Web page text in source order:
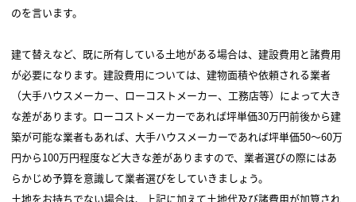
のを言います。
建て替えなど、既に所有している土地がある場合は、建設費用と諸費用
が必要になります。建設費用については、建物面積や依頼される業者
（大手ハウスメーカー、ローコストメーカー、工務店等）によって大き
な差があります。ローコストメーカーであれば坪単価30万円前後から建
築が可能な業者もあれば、大手ハウスメーカーであれば坪単価50～60万
円から100万円程度など大きな差がありますので、業者選びの際にはあ
らかじめ予算を意識して業者選びをしていきましょう。
土地をお持ちでない場合は、上記に加えて土地代及び諸費用が加算され